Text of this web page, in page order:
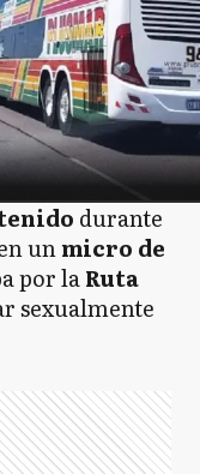
durante
unmicro de
por laRuta
sexualmente